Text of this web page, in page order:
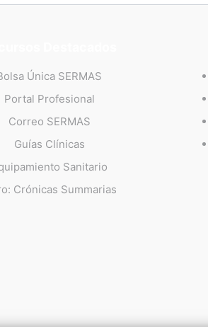
Única SERMAS
Portal Profesional
Correo SERMAS
Guías Clínicas
Sanitario
Crónicas Summarias